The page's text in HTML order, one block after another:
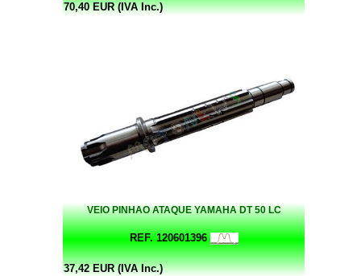
70,40 EUR (IVA Inc.)
VEIO PINHAO ATAQUE YAMAHA DT 50 LC
REF. 120601396
37,42 EUR (IVA Inc.)